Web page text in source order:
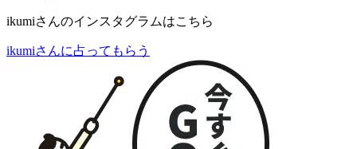
ikumiさんのインスタグラムはこちら
ikumiさんに占ってもらう